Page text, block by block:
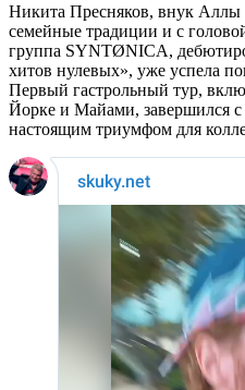
Никита Пресняков, внук
семейные традиции и с
группа SYNTØNICA,
хитов нулевых», уже успела
Первый гастрольный тур,
Йорке и Майами, завершился с
настоящим триумфом для